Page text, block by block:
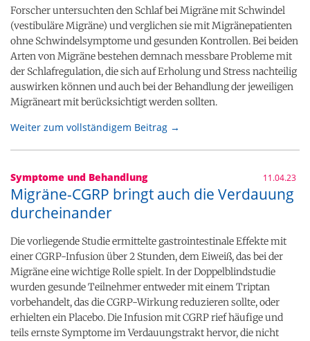
Forscher untersuchten den Schlaf bei Migräne mit Schwindel
(vestibuläre Migräne) und verglichen sie mit Migränepatienten
ohne Schwindelsymptome und gesunden Kontrollen. Bei beiden
Arten von Migräne bestehen demnach messbare Probleme mit
der Schlafregulation, die sich auf Erholung und Stress nachteilig
auswirken können und auch bei der Behandlung der jeweiligen
Migräneart mit berücksichtigt werden sollten.
Weiter zum vollständigem Beitrag →
Symptome und Behandlung 11.04.23
Migräne-CGRP bringt auch die Verdauung
durcheinander
Die vorliegende Studie ermittelte gastrointestinale Effekte mit
einer CGRP-Infusion über 2 Stunden, dem Eiweiß, das bei der
Migräne eine wichtige Rolle spielt. In der Doppelblindstudie
wurden gesunde Teilnehmer entweder mit einem Triptan
vorbehandelt, das die CGRP-Wirkung reduzieren sollte, oder
erhielten ein Placebo. Die Infusion mit CGRP rief häufige und
teils ernste Symptome im Verdauungstrakt hervor, die nicht